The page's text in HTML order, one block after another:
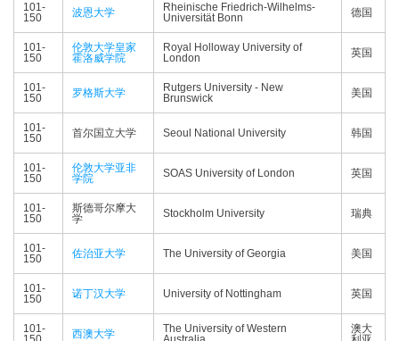
101-
150
波恩大学
Rheinische Friedrich-Wilhelms-
Universität Bonn
德国
101-
150
伦敦大学皇家
霍洛威学院
Royal Holloway University of
London
英国
101-
150
罗格斯大学
Rutgers University - New
Brunswick
美国
101-
150
首尔国立大学 Seoul National University 韩国
101-
150
伦敦大学亚非
学院
SOAS University of London 英国
101-
150
斯德哥尔摩大
学
Stockholm University 瑞典
101-
150
佐治亚大学 The University of Georgia 美国
101-
150
诺丁汉大学 University of Nottingham 英国
101-
西澳大学
The University of Western
澳大